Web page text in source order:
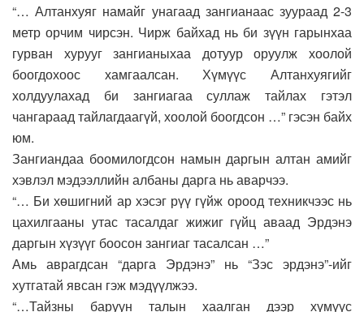
“… Алтанхуяг намайг унагаад зангианаас зуураад 2-3
метр орчим чирсэн. Чирж байхад нь би зүүн гарынхаа
гурван хурууг зангианыхаа дотуур оруулж хоолой
боогдохоос хамгаалсан. Хүмүүс Алтанхуягийг
холдуулахад би зангиагаа суллаж тайлах гэтэл
чангараад тайлагдаагүй, хоолой боогдсон …” гэсэн байх
юм.
Зангиандаа боомилогдсон намын даргын алтан амийг
хэвлэл мэдээллийн албаны дарга нь аварчээ.
“… Би хөшигний ар хэсэг рүү гүйж ороод техникчээс нь
цахилгааны утас тасалдаг жижиг гүйц аваад Эрдэнэ
даргын хүзүүг боосон зангиаг тасалсан …”
Амь аврагдсан “дарга Эрдэнэ” нь “Зэс эрдэнэ”-ийг
хутгатай явсан гэж мэдүүлжээ.
“…Тайзны баруун талын хаалган дээр хүмүүс